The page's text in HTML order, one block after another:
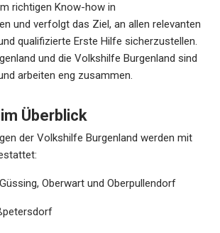
richtigen Know-how in
und verfolgt das Ziel, an allen relevanten
qualifizierte Erste Hilfe sicherzustellen.
und die Volkshilfe Burgenland sind
arbeiten eng zusammen.
Überblick
der Volkshilfe Burgenland werden mit
Oberwart und Oberpullendorf